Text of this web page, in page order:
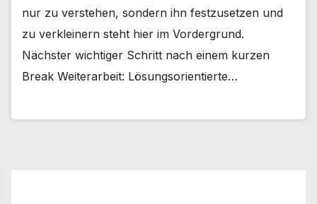
nur zu verstehen, sondern ihn festzusetzen und
zu verkleinern steht hier im Vordergrund.
Nächster wichtiger Schritt nach einem kurzen
Break Weiterarbeit: Lösungsorientierte…